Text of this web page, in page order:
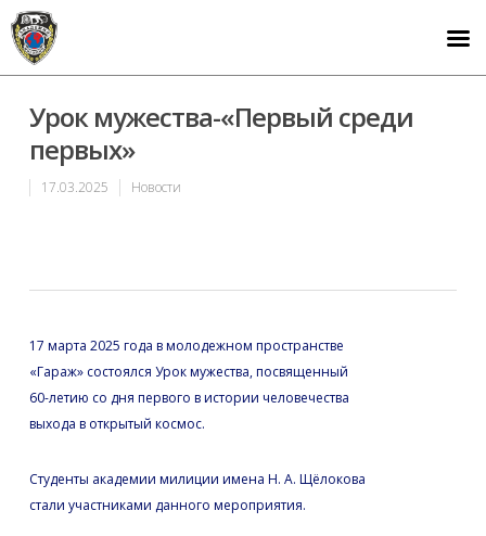
Урок мужества-«Первый среди
первых»
17.03.2025 Новости
17 марта 2025 года в молодежном пространстве
«Гараж» состоялся Урок мужества, посвященный
60-летию со дня первого в истории человечества
выхода в открытый космос.
Студенты академии милиции имена Н. А. Щёлокова
стали участниками данного мероприятия.